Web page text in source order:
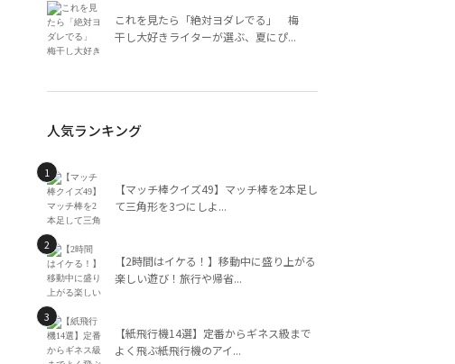
これを見たら「絶対ヨダレでる」 梅
干し大好きライターが選ぶ、夏にぴ...
人気ランキング
【マッチ棒クイズ49】マッチ棒を2本足し
て三角形を3つにしよ...
【2時間はイケる！】移動中に盛り上がる
楽しい遊び！旅行や帰省...
【紙飛行機14選】定番からギネス級まで
よく飛ぶ紙飛行機のアイ...